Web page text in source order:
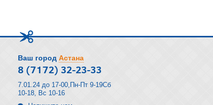
Ваш город Астана
8 (7172) 32-23-33
7.01.24 до 17-00,Пн-Пт 9-19Сб
10-18, Вс 10-16